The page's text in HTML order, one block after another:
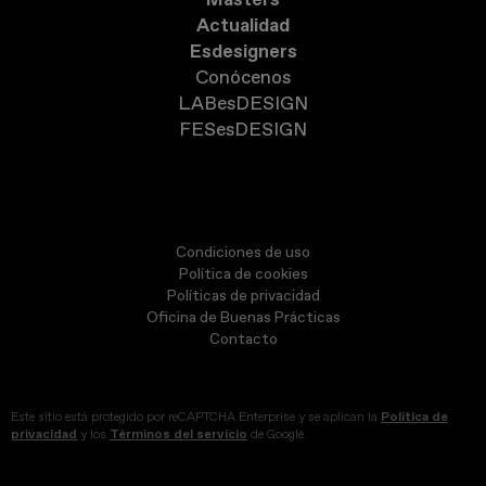
Actualidad
Esdesigners
Conócenos
LABesDESIGN
FESesDESIGN
Condiciones de uso
Política de cookies
Políticas de privacidad
Oficina de Buenas Prácticas
Contacto
Este sitio está protegido por reCAPTCHA Enterprise y se aplican la Política de
privacidad y los Términos del servicio de Google.